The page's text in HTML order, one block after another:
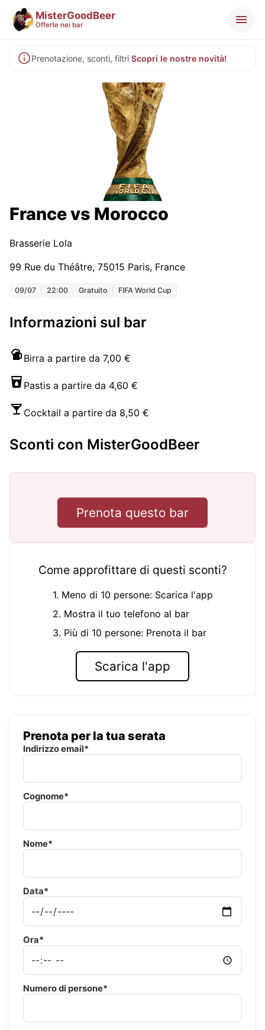
MisterGoodBeer
Offerte nei bar
Prenotazione, sconti, filtri Scopri le nostre novità!
France vs Morocco
Brasserie Lola
99 Rue du Théâtre, 75015 Paris, France
09/07 22:00 Gratuito FIFA World Cup
Informazioni sul bar
Birra a partire da 7,00 €
Pastis a partire da 4,60 €
Cocktail a partire da 8,50 €
Sconti con MisterGoodBeer
Prenota questo bar
Come approfittare di questi sconti?
1. Meno di 10 persone: Scarica l'app
2. Mostra il tuo telefono al bar
3. Più di 10 persone: Prenota il bar
Scarica l'app
Prenota per la tua serata
Indirizzo email*
Cognome*
Nome*
Data*
Ora*
Numero di persone*